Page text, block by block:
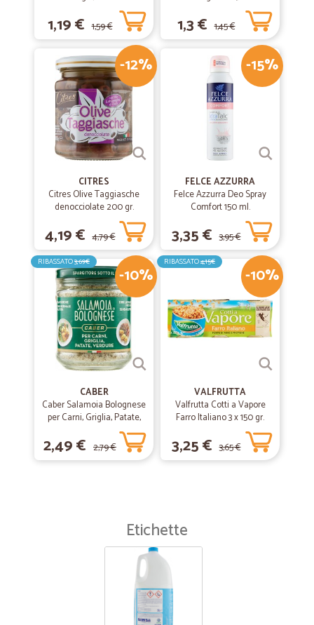
1,19 € 1,59 € 1,3 € 1,45 €
-12%
CITRES
Citres Olive Taggiasche
denocciolate 200 gr.
4,19 € 4,79 €
-15%
FELCE AZZURRA
Felce Azzurra Deo Spray
Comfort 150 ml.
3,35 € 3,95 €
-10%
RIBASSATO3,69€
CABER
Caber Salamoia Bolognese
per Carni, Griglia, Patate,
Verdure 200 gr.
2,49 € 2,79 €
-10%
RIBASSATO4,15€
VALFRUTTA
Valfrutta Cotti a Vapore
Farro Italiano 3 x 150 gr.
3,25 € 3,65 €
Etichette